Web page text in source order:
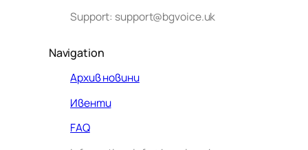
Support: support@bgvoice.uk
Navigation
Архив новини
Ивенти
FAQ